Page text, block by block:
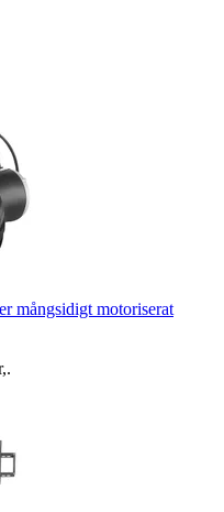
mångsidigt motoriserat
,.